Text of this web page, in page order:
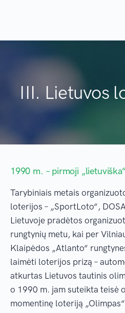
III. Lietuvos
1990 m. – pirmoji
Tarybiniais metais
loterijos – „SportLoto“,
Lietuvoje pradėtos
rungtynių metu, kai per
Klaipėdos „Atlanto“
laimėti loterijos prizą –
atkurtas Lietuvos tautinis
o 1990 m. jam suteikta teisė
momentinę loteriją